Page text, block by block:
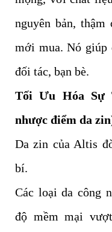
nguyên bản,
mới mua. Nó
đối tác, bạn bè.
Tối Ưu Hóa Sự
nhược điểm da
Da zin của Altis
bí.
Các loại da công
độ mềm mại